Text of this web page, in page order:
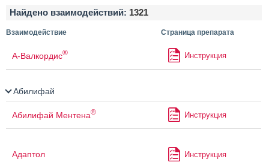
Найдено взаимодействий: 1321
Взаимодействие Страница препарата
А-Валкордис® Инструкция
Абилифай
Абилифай Ментена® Инструкция
Адаптол Инструкция